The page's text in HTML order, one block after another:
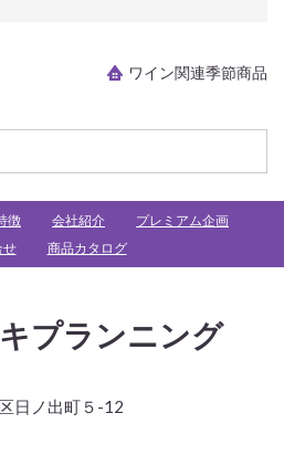
ワイン関連季節商品
徴 会社紹介
プレミアム企画
せ
商品カタログ
プランニング
日ノ出町５-12